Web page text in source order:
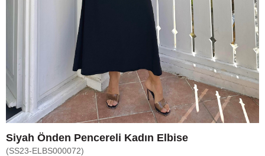
Siyah Önden Pencereli Kadın Elbise
(SS23-ELBS000072)